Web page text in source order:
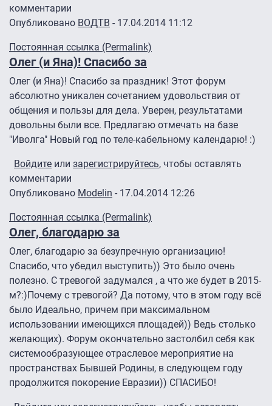
комментарии
Опубликовано ВОДТВ - 17.04.2014 11:12
Постоянная ссылка (Permalink)
Олег (и Яна)! Спасибо за
Олег (и Яна)! Спасибо за праздник! Этот форум
абсолютно уникален сочетанием удовольствия от
общения и пользы для дела. Уверен, результатами
довольны были все. Предлагаю отмечать на базе
"Иволга" Новый год по теле-кабельному календарю! :)
Войдите или зарегистрируйтесь, чтобы оставлять
комментарии
Опубликовано Modelin - 17.04.2014 12:26
Постоянная ссылка (Permalink)
Олег, благодарю за
Олег, благодарю за безупречную организацию!
Спасибо, что убедил выступить)) Это было очень
полезно. С тревогой задумался , а что же будет в 2015-
м?:)Почему с тревогой? Да потому, что в этом году всё
было Идеально, причем при максимальном
использовании имеющихся площадей)) Ведь столько
желающих). Форум окончательно застолбил себя как
системообразующее отраслевое мероприятие на
пространствах Бывшей Родины, в следующем году
продолжится покорение Евразии)) СПАСИБО!